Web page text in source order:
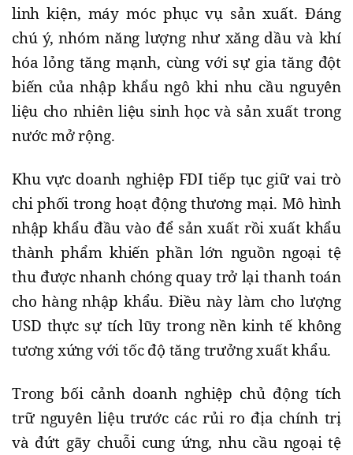
linh kiện, máy móc phục vụ sản xuất. Đáng
chú ý, nhóm năng lượng như xăng dầu và khí
hóa lỏng tăng mạnh, cùng với sự gia tăng đột
biến của nhập khẩu ngô khi nhu cầu nguyên
liệu cho nhiên liệu sinh học và sản xuất trong
nước mở rộng.
Khu vực doanh nghiệp FDI tiếp tục giữ vai trò
chi phối trong hoạt động thương mại. Mô hình
nhập khẩu đầu vào để sản xuất rồi xuất khẩu
thành phẩm khiến phần lớn nguồn ngoại tệ
thu được nhanh chóng quay trở lại thanh toán
cho hàng nhập khẩu. Điều này làm cho lượng
USD thực sự tích lũy trong nền kinh tế không
tương xứng với tốc độ tăng trưởng xuất khẩu.
Trong bối cảnh doanh nghiệp chủ động tích
trữ nguyên liệu trước các rủi ro địa chính trị
và đứt gãy chuỗi cung ứng, nhu cầu ngoại tệ